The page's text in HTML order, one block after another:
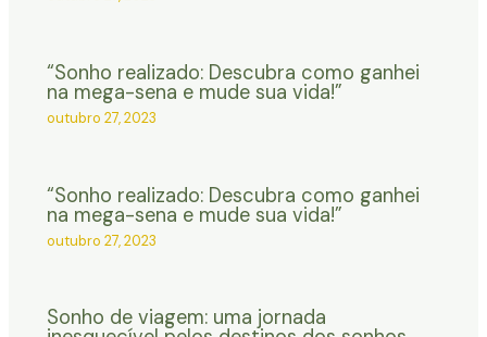
“Sonho realizado: Descubra como ganhei
na mega-sena e mude sua vida!”
outubro 27, 2023
“Sonho realizado: Descubra como ganhei
na mega-sena e mude sua vida!”
outubro 27, 2023
Sonho de viagem: uma jornada